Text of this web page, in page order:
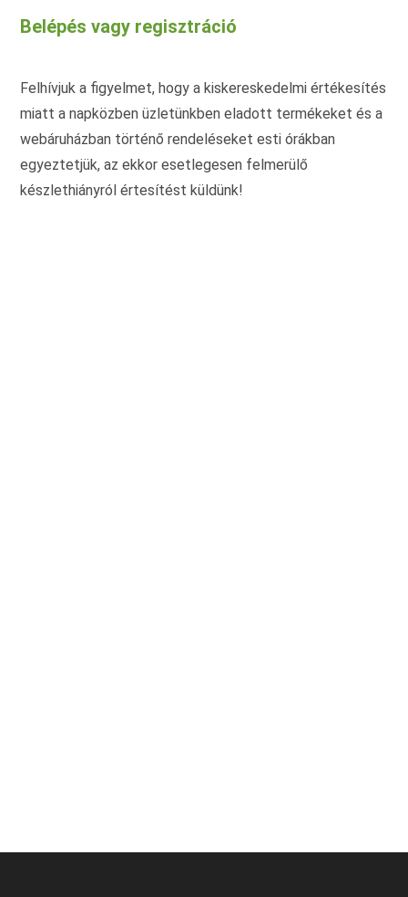
a
termékoldalon
Belépés vagy regisztráció
Felhívjuk a figyelmet, hogy a kiskereskedelmi értékesítés
miatt a napközben üzletünkben eladott termékeket és a
webáruházban történő rendeléseket esti órákban
egyeztetjük, az ekkor esetlegesen felmerülő
készlethiányról értesítést küldünk!